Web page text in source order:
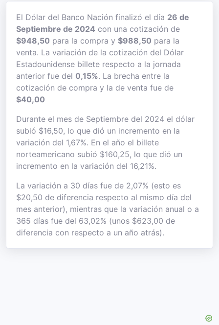
El Dólar del Banco Nación finalizó el día 26 de
Septiembre de 2024 con una cotización de
$948,50 para la compra y $988,50 para la
venta. La variación de la cotización del Dólar
Estadounidense billete respecto a la jornada
anterior fue del 0,15%. La brecha entre la
cotización de compra y la de venta fue de
$40,00
Durante el mes de Septiembre del 2024 el dólar
subió $16,50, lo que dió un incremento en la
variación del 1,67%. En el año el billete
norteamericano subió $160,25, lo que dió un
incremento en la variación del 16,21%.
La variación a 30 días fue de 2,07% (esto es
$20,50 de diferencia respecto al mismo día del
mes anterior), mientras que la variación anual o a
365 días fue del 63,02% (unos $623,00 de
diferencia con respecto a un año atrás).